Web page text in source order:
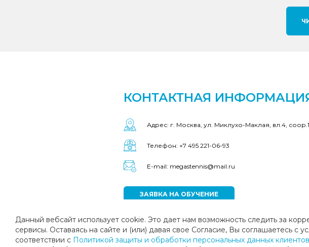
Данный вебсайт использует cookie. Это дает нам возможность следить за
сервисы. Оставаясь на сайте и (или) давая свое Согласие, Вы соглашаетесь
соответствии с Политикой защиты и обработки персональных данных
КОНТАКТНАЯ
Адрес: г. Москва, ул. Миклухо-Маклая, вл.4, соор.1.
Телефон: +7 495 221-06-93
E-mail: megastennis@mail.ru
ЗАЯВКА НА ОБУЧЕНИЕ